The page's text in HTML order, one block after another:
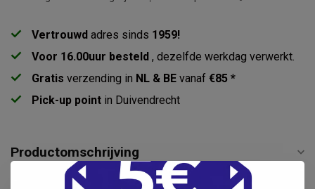
Vertrouwd adres sinds 1959!
Voor 16.00uur besteld , dezelfde werkdag verwerkt.
Gratis verzending in NL & BE vanaf €85 *
Pick-up point in Duivendrecht
Productomschrijving